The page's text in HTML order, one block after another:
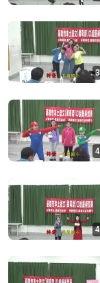
108_基隆市
基隆市本土語
基隆市本土語文